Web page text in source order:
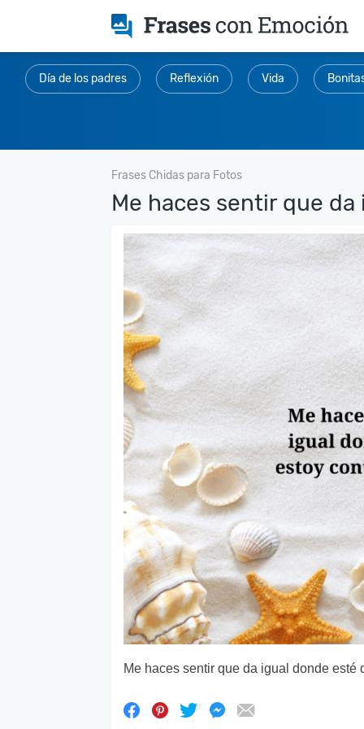
Día de los padres Reflexión Vida
Frases Chidas para Fotos
Me haces sentir que da
Me haces sentir que da igual donde esté